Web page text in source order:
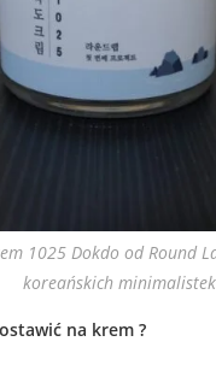
1025 Dokdo od Round
koreańskich
na krem ?